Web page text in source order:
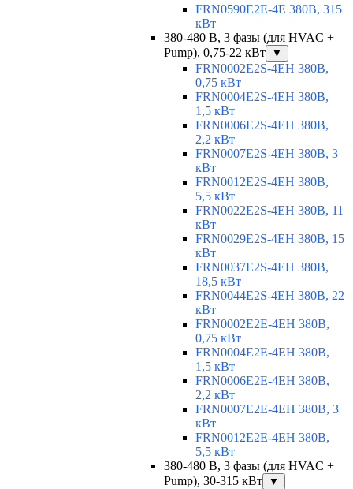
FRN0590E2E-4E 380В, 315
кВт
380-480 В, 3 фазы (для HVAC +
Pump), 0,75-22 кВт
▼
FRN0002E2S-4EH 380В,
0,75 кВт
FRN0004E2S-4EH 380В,
1,5 кВт
FRN0006E2S-4EH 380В,
2,2 кВт
FRN0007E2S-4EH 380В, 3
кВт
FRN0012E2S-4EH 380В,
5,5 кВт
FRN0022E2S-4EH 380В, 11
кВт
FRN0029E2S-4EH 380В, 15
кВт
FRN0037E2S-4EH 380В,
18,5 кВт
FRN0044E2S-4EH 380В, 22
кВт
FRN0002E2E-4EH 380В,
0,75 кВт
FRN0004E2E-4EH 380В,
1,5 кВт
FRN0006E2E-4EH 380В,
2,2 кВт
FRN0007E2E-4EH 380В, 3
кВт
FRN0012E2E-4EH 380В,
5,5 кВт
380-480 В, 3 фазы (для HVAC +
Pump), 30-315 кВт
▼